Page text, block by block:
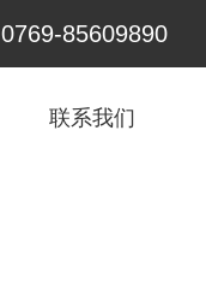
服务热线：13826562247 0769-85609890
联系我们